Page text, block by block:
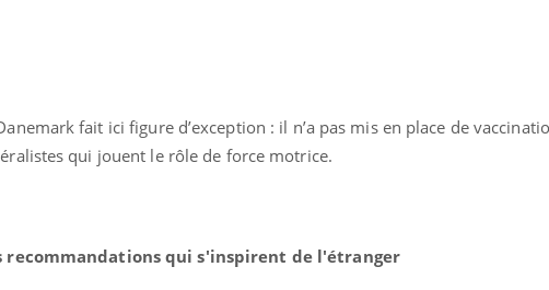
fait ici figure d’exception : il n’a pas mis en place de
qui jouent le rôle de force motrice.
recommandations qui s'inspirent de l'étranger